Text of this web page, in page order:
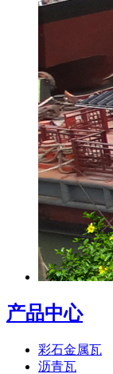
产品中心
彩石金属瓦
沥青瓦